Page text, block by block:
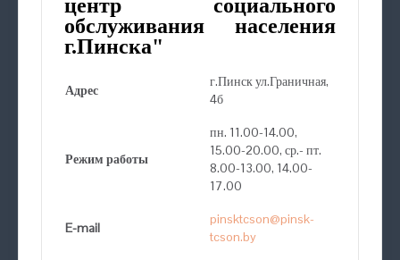
центр социального
обслуживания населения
г.Пинска"
Адрес
г.Пинск ул.Граничная,
4б
Режим работы
пн. 11.00-14.00,
15.00-20.00, ср.- пт.
8.00-13.00, 14.00-
17.00
E-mail
pinsktcson@pinsk-
tcson.by